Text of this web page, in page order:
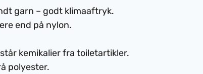
garn – godt klimaaftryk.
end på nylon.
kemikalier fra toiletartikler.
polyester.